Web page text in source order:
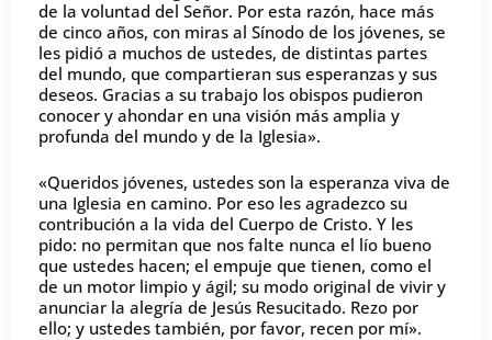
de la voluntad del Señor. Por esta razón, hace más
de cinco años, con miras al Sínodo de los jóvenes, se
les pidió a muchos de ustedes, de distintas partes
del mundo, que compartieran sus esperanzas y sus
deseos. Gracias a su trabajo los obispos pudieron
conocer y ahondar en una visión más amplia y
profunda del mundo y de la Iglesia».
«Queridos jóvenes, ustedes son la esperanza viva de
una Iglesia en camino. Por eso les agradezco su
contribución a la vida del Cuerpo de Cristo. Y les
pido: no permitan que nos falte nunca el lío bueno
que ustedes hacen; el empuje que tienen, como el
de un motor limpio y ágil; su modo original de vivir y
anunciar la alegría de Jesús Resucitado. Rezo por
ello; y ustedes también, por favor, recen por mí».